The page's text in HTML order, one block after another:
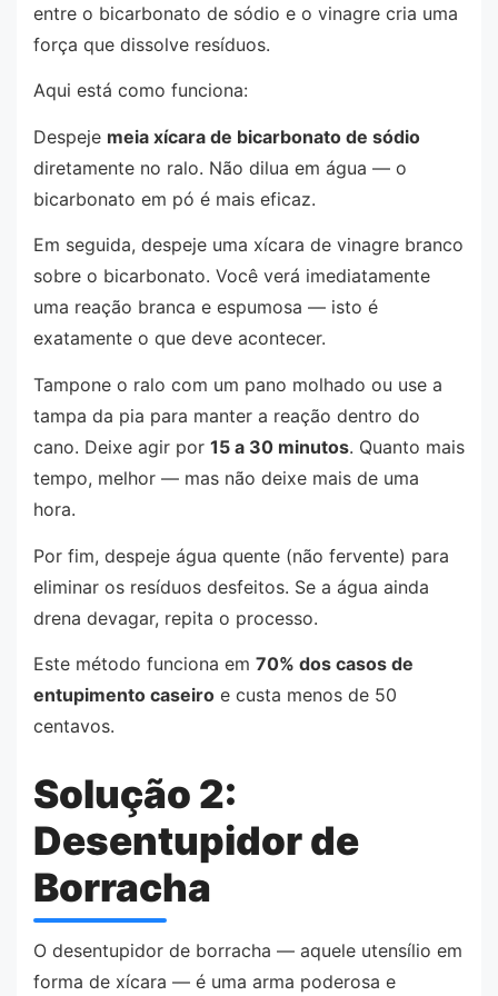
entre o bicarbonato de sódio e o vinagre cria uma
força que dissolve resíduos.
Aqui está como funciona:
Despeje meia xícara de bicarbonato de sódio
diretamente no ralo. Não dilua em água — o
bicarbonato em pó é mais eficaz.
Em seguida, despeje uma xícara de vinagre branco
sobre o bicarbonato. Você verá imediatamente
uma reação branca e espumosa — isto é
exatamente o que deve acontecer.
Tampone o ralo com um pano molhado ou use a
tampa da pia para manter a reação dentro do
cano. Deixe agir por 15 a 30 minutos. Quanto mais
tempo, melhor — mas não deixe mais de uma
hora.
Por fim, despeje água quente (não fervente) para
eliminar os resíduos desfeitos. Se a água ainda
drena devagar, repita o processo.
Este método funciona em 70% dos casos de
entupimento caseiro e custa menos de 50
centavos.
Solução 2:
Desentupidor de
Borracha
O desentupidor de borracha — aquele utensílio em
forma de xícara — é uma arma poderosa e